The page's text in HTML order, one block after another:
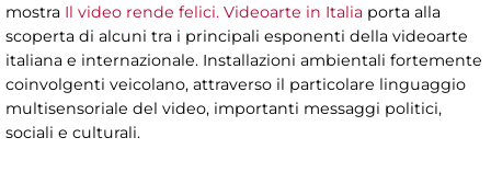
mostra Il video rende felici. Videoarte in Italia porta alla
scoperta di alcuni tra i principali esponenti della videoarte
italiana e internazionale. Installazioni ambientali fortemente
coinvolgenti veicolano, attraverso il particolare linguaggio
multisensoriale del video, importanti messaggi politici,
sociali e culturali.